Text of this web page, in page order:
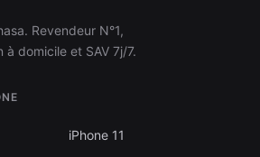
Revendeur N°1,
domicile et SAV 7j/7.
iPhone 11